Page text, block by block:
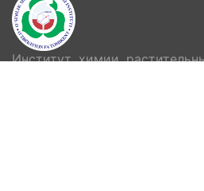
Институт химии